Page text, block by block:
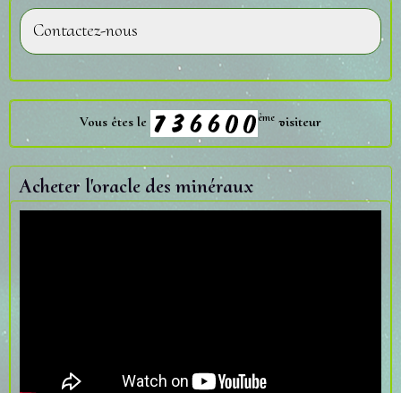
Contactez-nous
Vous êtes le ème visiteur
Acheter l'oracle des minéraux